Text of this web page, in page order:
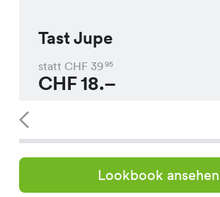
Tast Jupe
statt CHF 3995
CHF18.–
Lookbook ansehen